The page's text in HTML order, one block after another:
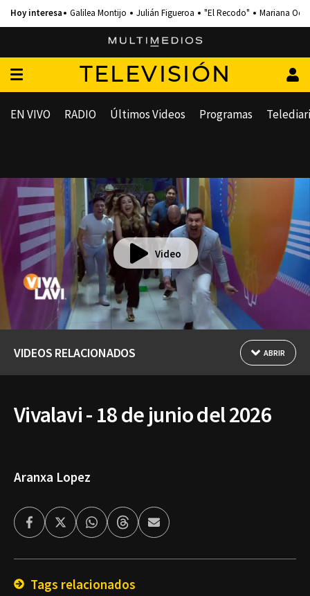
Galilea Montijo Julián Figueroa "El Recodo" Mariana
TELEVISIÓN
EN VIVO RADIO Últimos Videos Programas
Video
VIDEOS RELACIONADOS ABRIR
Vivalavi - 18 de junio del 2026
Aranxa Lopez
FacebookTwitterWhatsappThreadsEnviar
por
Tags relacionados